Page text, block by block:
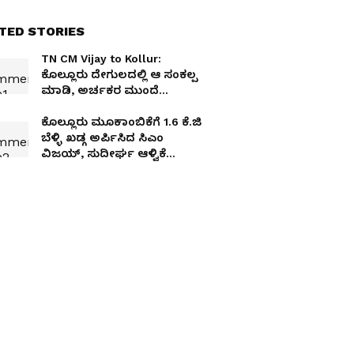
STORIES
TN CM Vijay to Kollur:
ಕೊಲ್ಲೂರು ದೇಗುಲದಲ್ಲಿ ಆ ಸಂಕಲ್ಪ
ಮಾಡಿ, ಅರ್ಚಕರ ಮುಂದೆ
ಸಿಎಂ ವಿಜಯ್!
ಕೊಲ್ಲೂರು ಮೂಕಾಂಬಿಕೆಗೆ 1.6 ಕೆ.ಜಿ
ಬೆಳ್ಳಿ ಖಡ್ಗ ಅರ್ಪಿಸಿದ ಸಿಎಂ
ವಿಜಯ್, ಸುದೀರ್ಘ ಆಳ್ವಿಕೆ